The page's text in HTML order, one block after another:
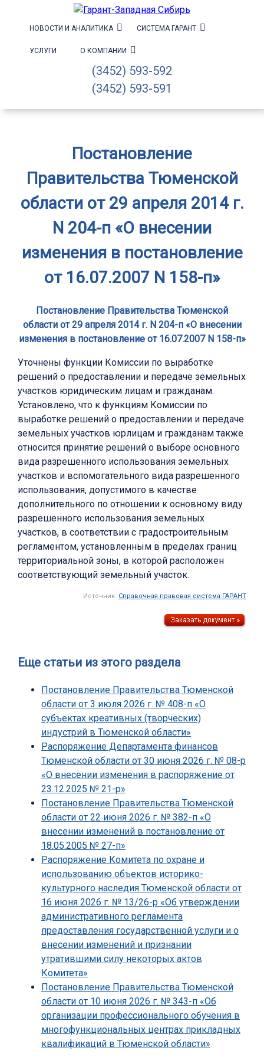
НОВОСТИ И АНАЛИТИКА СИСТЕМА ГАРАНТ
УСЛУГИ О КОМПАНИИ
(3452) 593-592
(3452) 593-591
Постановление
Правительства Тюменской
области от 29 апреля 2014 г.
N 204-п «О внесении
изменения в постановление
от 16.07.2007 N 158-п»
Постановление Правительства Тюменской
области от 29 апреля 2014 г. N 204-п «О внесении
изменения в постановление от 16.07.2007 N 158-п»
Уточнены функции Комиссии по выработке
решений о предоставлении и передаче земельных
участков юридическим лицам и гражданам.
Установлено, что к функциям Комиссии по
выработке решений о предоставлении и передаче
земельных участков юрлицам и гражданам также
относится принятие решений о выборе основного
вида разрешенного использования земельных
участков и вспомогательного вида разрешенного
использования, допустимого в качестве
дополнительного по отношении к основному виду
разрешенного использования земельных
участков, в соответствии с градостроительным
регламентом, установленным в пределах границ
территориальной зоны, в которой расположен
соответствующий земельный участок.
Источник: Справочная правовая система ГАРАНТ
Еще статьи из этого раздела
Постановление Правительства Тюменской
области от 3 июля 2026 г. № 408-п «О
субъектах креативных (творческих)
индустрий в Тюменской области»
Распоряжение Департамента финансов
Тюменской области от 30 июня 2026 г. № 08-р
«О внесении изменения в распоряжение от
23.12.2025 № 21-р»
Постановление Правительства Тюменской
области от 22 июня 2026 г. № 382-п «О
внесении изменений в постановление от
18.05.2005 № 27-п»
Распоряжение Комитета по охране и
использованию объектов историко-
культурного наследия Тюменской области от
16 июня 2026 г. № 13/26-р «Об утверждении
административного регламента
предоставления государственной услуги и о
внесении изменений и признании
утратившими силу некоторых актов
Комитета»
Постановление Правительства Тюменской
области от 10 июня 2026 г. № 343-п «Об
организации профессионального обучения в
многофункциональных центрах прикладных
квалификаций в Тюменской области»